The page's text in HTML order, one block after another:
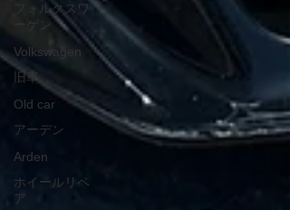
フォルクスワ
ーゲン
Volkswagen
旧車
Old car
アーデン
Arden
ホイールリペ
ア